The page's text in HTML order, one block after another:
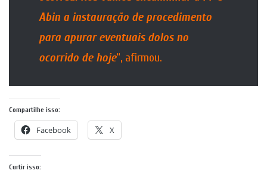
Abin a instauração de procedimento
para apurar eventuais dolos no
ocorrido de hoje“, afirmou.
Compartilhe isso:
Facebook X
Curtir isso: